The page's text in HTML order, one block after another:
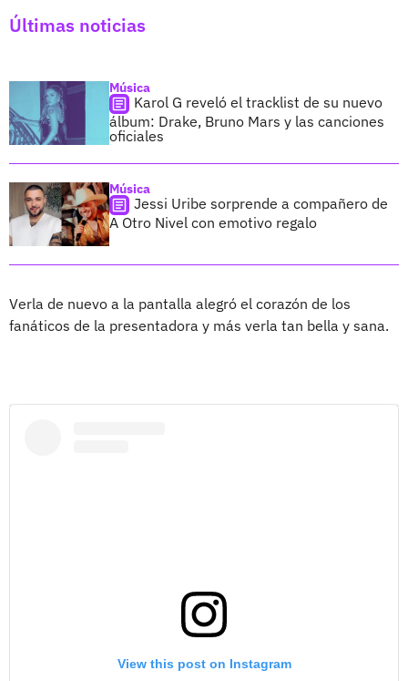
Últimas noticias
Música
Karol G reveló el tracklist de su nuevo
álbum: Drake, Bruno Mars y las canciones
oficiales
Música
Jessi Uribe sorprende a compañero de
A Otro Nivel con emotivo regalo
Verla de nuevo a la pantalla alegró el corazón de los
fanáticos de la presentadora y más verla tan bella y sana.
View this post on Instagram